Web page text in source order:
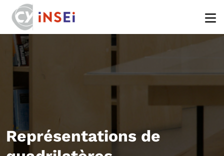
Représentations de